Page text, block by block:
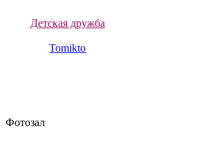
Детская дружба
Tomikto
Фотозал